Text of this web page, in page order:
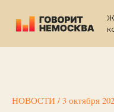
содержимому
НОВОСТИ / 3 октября